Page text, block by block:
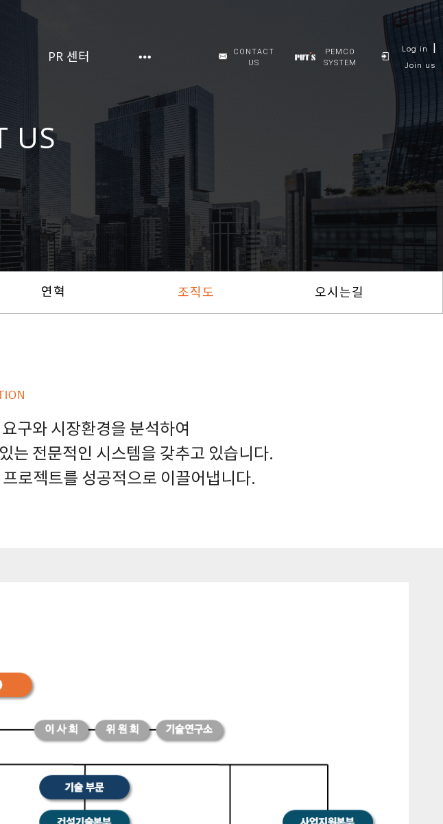
PR 센터
CONTACT
US
PEMCO
SYSTEM
Log in |
Join us
US
연혁 조직도 오시는길
구와 시장환경을 분석하여
는 전문적인 시스템을 갖추고 있습니다.
로젝트를 성공적으로 이끌어냅니다.